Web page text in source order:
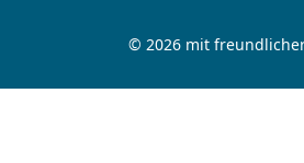
© 2026 mit